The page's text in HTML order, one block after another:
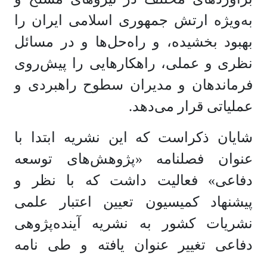
به‌ویژه ارتش جمهوری اسلامی ایران را
بهبود بخشیده، و راه‌حل‌ها و در مسائل
نظری و عملی، راهکارهایی را پیش‌روی
فرماندهان و مدیران سطوح راهبردی و
عملیاتی قرار می‌دهد.
شایان ذکراست که این نشریه ابتدا با
عنوان فصلنامه «پژوهش‌های توسعه
دفاعی» فعالیت داشت که با نظر و
پیشنهاد کمیسیون تعیین اعتبار علمی
نشریات کشور به نشریه آینده‌پژوهی
دفاعی تغییر عنوان یافته و طی نامه